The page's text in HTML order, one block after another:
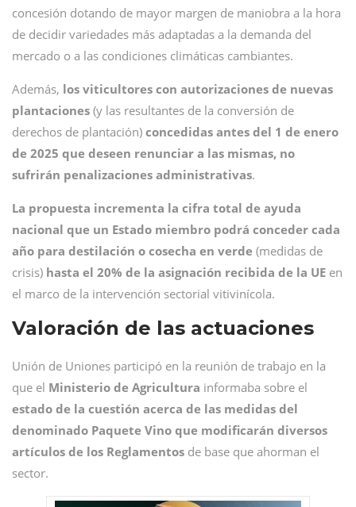
concesión dotando de mayor margen de maniobra a la hora
de decidir variedades más adaptadas a la demanda del
mercado o a las condiciones climáticas cambiantes.
Además, los viticultores con autorizaciones de nuevas
plantaciones (y las resultantes de la conversión de
derechos de plantación) concedidas antes del 1 de enero
de 2025 que deseen renunciar a las mismas, no
sufrirán penalizaciones administrativas.
La propuesta incrementa la cifra total de ayuda
nacional que un Estado miembro podrá conceder cada
año para destilación o cosecha en verde (medidas de
crisis) hasta el 20% de la asignación recibida de la UE en
el marco de la intervención sectorial vitivinícola.
Valoración de las actuaciones
Unión de Uniones participó en la reunión de trabajo en la
que el Ministerio de Agricultura informaba sobre el
estado de la cuestión acerca de las medidas del
denominado Paquete Vino que modificarán diversos
artículos de los Reglamentos de base que ahorman el
sector.